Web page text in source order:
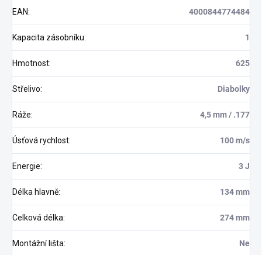
EAN: 4000844774484
Kapacita zásobníku: 1
Hmotnost: 625
Střelivo: Diabolky
Ráže: 4,5 mm / .177
Úsťová rychlost: 100 m/s
Energie: 3 J
Délka hlavně: 134 mm
Celková délka: 274 mm
Montážní lišta: Ne